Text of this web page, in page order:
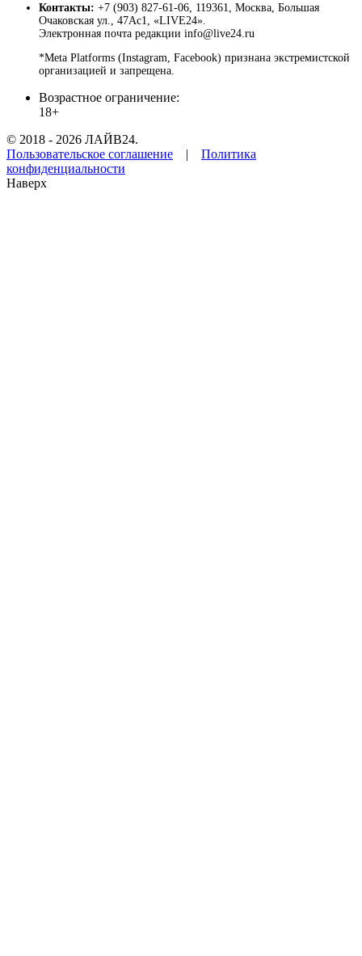
Контакты: +7 (903) 827-61-06, 119361, Москва, Большая
Очаковская ул., 47Ас1, «LIVE24».
Электронная почта редакции info@live24.ru
*Meta Platforms (Instagram, Facebook) признана экстремистской
организацией и запрещена.
Возрастное ограничение:
18+
© 2018 - 2026 ЛАЙВ24.
Пользовательское соглашение | Политика
конфиденциальности
Наверх